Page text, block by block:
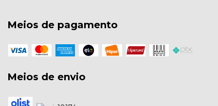
Meios de pagamento
Meios de envio